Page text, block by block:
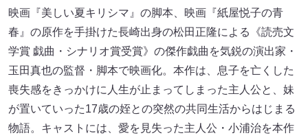
映画『美しい夏キリシマ』の脚本、映画『紙屋悦子の青
春』の原作を手掛けた長崎出身の松田正隆による《読売文
学賞 戯曲・シナリオ賞受賞》の傑作戯曲を気鋭の演出家・
玉田真也の監督・脚本で映画化。本作は、息子を亡くした
喪失感をきっかけに人生が止まってしまった主人公と、妹
が置いていった17歳の姪との突然の共同生活からはじまる
物語。キャストには、愛を見失った主人公・小浦治を本作